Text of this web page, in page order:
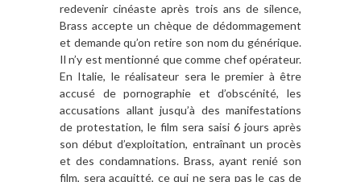
redevenir cinéaste après trois ans de silence,
Brass accepte un chèque de dédommagement
et demande qu’on retire son nom du générique.
Il n’y est mentionné que comme chef opérateur.
En Italie, le réalisateur sera le premier à être
accusé de pornographie et d’obscénité, les
accusations allant jusqu’à des manifestations
de protestation, le film sera saisi 6 jours après
son début d’exploitation, entraînant un procès
et des condamnations. Brass, ayant renié son
film, sera acquitté, ce qui ne sera pas le cas de